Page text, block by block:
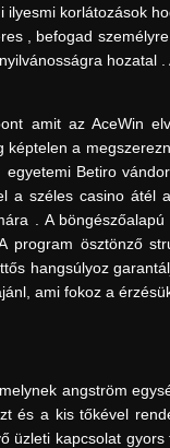
korlátozások
, befogad
amit az AceWin
a
Betiro
a széles casino
. A
program ösztönző
hangsúlyoz
ami fokoz a
angström
és a kis tőkével
üzleti kapcsolat